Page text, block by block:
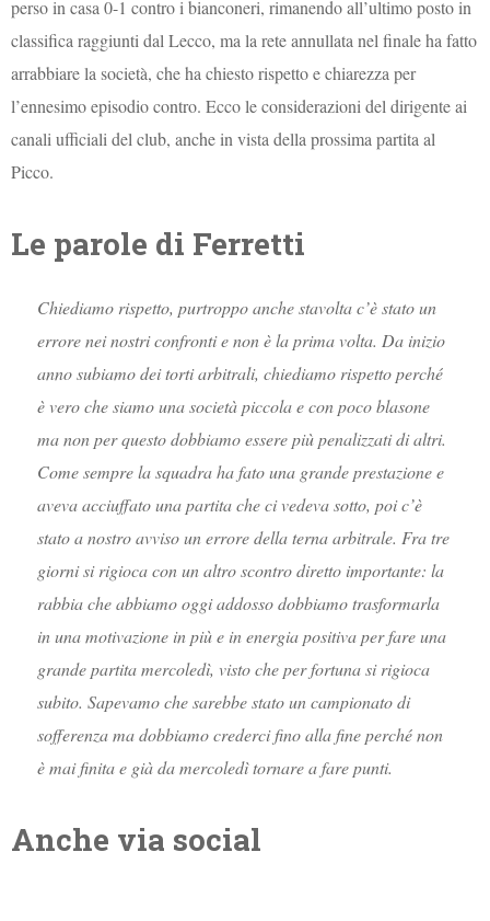
perso in casa 0-1 contro i bianconeri, rimanendo all’ultimo posto in
classifica raggiunti dal Lecco, ma la rete annullata nel finale ha fatto
arrabbiare la società, che ha chiesto rispetto e chiarezza per
l’ennesimo episodio contro. Ecco le considerazioni del dirigente ai
canali ufficiali del club, anche in vista della prossima partita al
Picco.
Le parole di Ferretti
Chiediamo rispetto, purtroppo anche stavolta c’è stato un
errore nei nostri confronti e non è la prima volta. Da inizio
anno subiamo dei torti arbitrali, chiediamo rispetto perché
è vero che siamo una società piccola e con poco blasone
ma non per questo dobbiamo essere più penalizzati di altri.
Come sempre la squadra ha fato una grande prestazione e
aveva acciuffato una partita che ci vedeva sotto, poi c’è
stato a nostro avviso un errore della terna arbitrale. Fra tre
giorni si rigioca con un altro scontro diretto importante: la
rabbia che abbiamo oggi addosso dobbiamo trasformarla
in una motivazione in più e in energia positiva per fare una
grande partita mercoledì, visto che per fortuna si rigioca
subito. Sapevamo che sarebbe stato un campionato di
sofferenza ma dobbiamo crederci fino alla fine perché non
è mai finita e già da mercoledì tornare a fare punti.
Anche via social